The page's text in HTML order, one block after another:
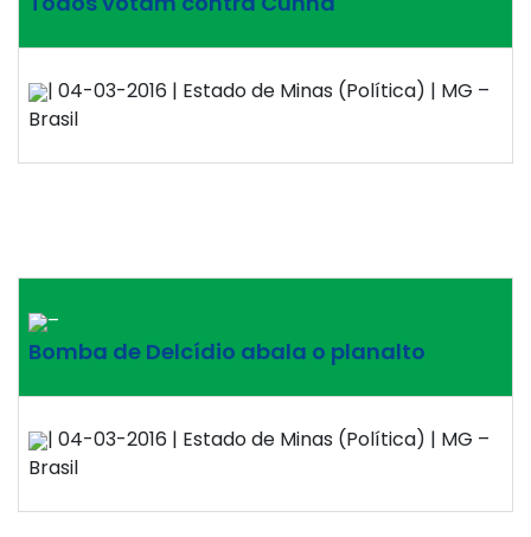
| 04-03-2016 | Estado de Minas (Política) | MG –
Brasil
–
Bomba de Delcídio abala o planalto
| 04-03-2016 | Estado de Minas (Política) | MG –
Brasil